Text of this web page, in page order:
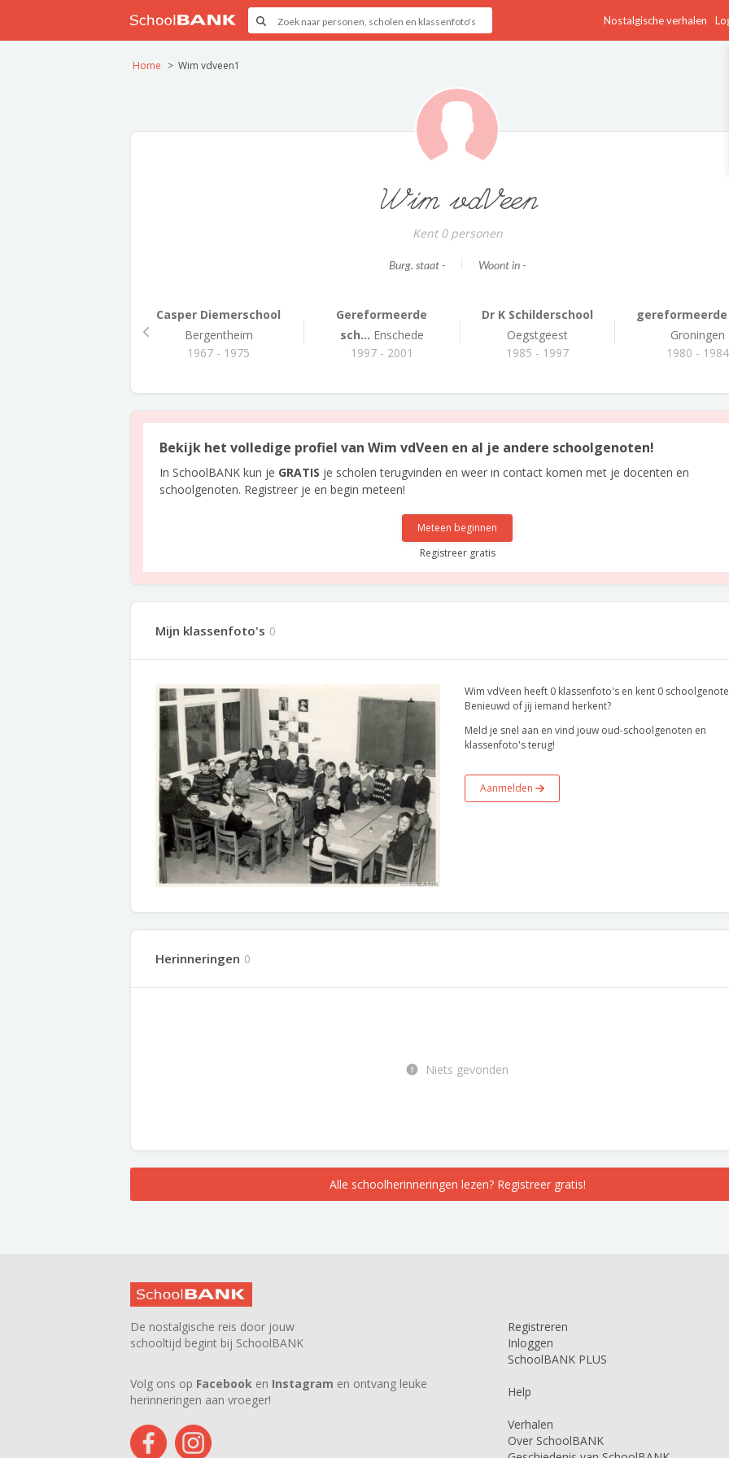
Nostalgische verhalen
Home Wim vdveen1
Wim vdVeen
Kent 0 personen
Burg. staat - Woont in -
Casper Diemerschool
Bergentheim
1967 - 1975
Gereformeerde
sch... Enschede
1997 - 2001
Dr K Schilderschool
Oegstgeest
1985 - 1997
gereformeerde
Groningen
1980 - 1984
Bekijk het volledige profiel van Wim vdVeen en al je andere schoolgenoten!
In SchoolBANK kun je GRATIS je scholen terugvinden en weer in contact komen met je docenten en
schoolgenoten. Registreer je en begin meteen!
Meteen beginnen
Registreer gratis
Mijn klassenfoto's 0
Wim vdVeen heeft 0 klassenfoto's en kent 0
Benieuwd of jij iemand herkent?
Meld je snel aan en vind jouw oud-schoolgenoten en
klassenfoto's terug!
Aanmelden
Herinneringen 0
Niets gevonden
Alle schoolherinneringen lezen? Registreer gratis!
De nostalgische reis door jouw
schooltijd begint bij SchoolBANK
Volg ons op Facebook en Instagram en ontvang leuke
herinneringen aan vroeger!
Registreren
Inloggen
SchoolBANK PLUS
Help
Verhalen
Over SchoolBANK